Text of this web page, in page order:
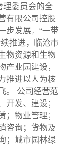
理委员会的全
有限公司控股
步发展，“一带
推进，临沧市
物资源和生物
产业园建设，
推进以人为核
。 公司经营范
开发、建设；
；物业管理；
咨询；货物及
；城市园林绿